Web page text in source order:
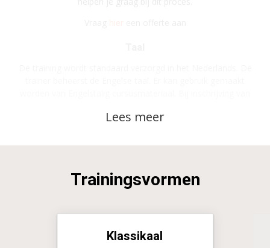
Engels verzorgd worden.
Trainingsvormen
Klassikaal